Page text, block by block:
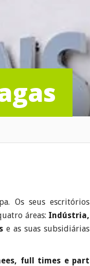
Os seus escritórios
áreas: Indústria,
e as suas subsidiárias
full times e part